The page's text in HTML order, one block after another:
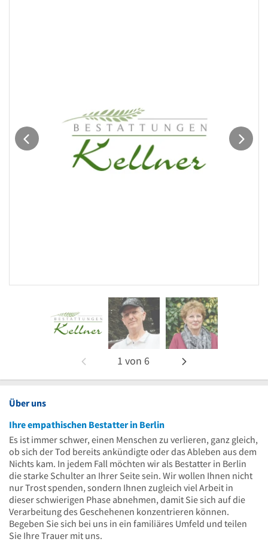
1 von 6
Über uns
Ihre empathischen Bestatter in Berlin
Es ist immer schwer, einen Menschen zu verlieren, ganz gleich,
ob sich der Tod bereits ankündigte oder das Ableben aus dem
Nichts kam. In jedem Fall möchten wir als Bestatter in Berlin
die starke Schulter an Ihrer Seite sein. Wir wollen Ihnen nicht
nur Trost spenden, sondern Ihnen zugleich viel Arbeit in
dieser schwierigen Phase abnehmen, damit Sie sich auf die
Verarbeitung des Geschehenen konzentrieren können.
Begeben Sie sich bei uns in ein familiäres Umfeld und teilen
Sie Ihre Trauer mit uns.